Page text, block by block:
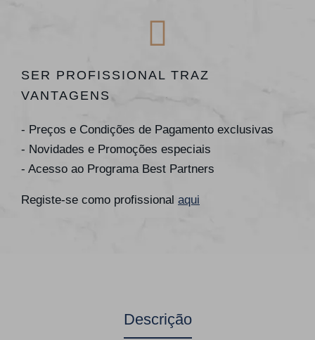
SER PROFISSIONAL TRAZ
VANTAGENS
- Preços e Condições de Pagamento exclusivas
- Novidades e Promoções especiais
- Acesso ao Programa Best Partners
Registe-se como profissional aqui
Descrição